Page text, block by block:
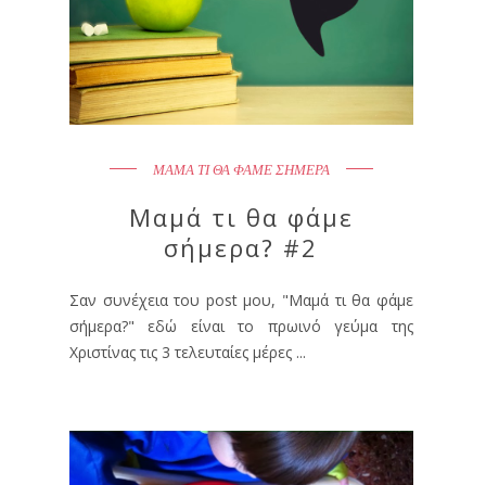
ΜΑΜΑ ΤΙ ΘΑ ΦΑΜΕ ΣΗΜΕΡΑ
Μαμά τι θα φάμε
σήμερα? #2
Σαν συνέχεια του post μου, "Μαμά τι θα φάμε
σήμερα?" εδώ είναι το πρωινό γεύμα της
Χριστίνας τις 3 τελευταίες μέρες ...